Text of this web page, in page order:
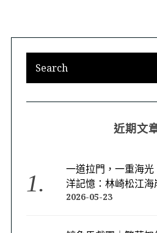
近期文
一道拉門，一重海
洋記憶：林崎松江海
2026-05-23